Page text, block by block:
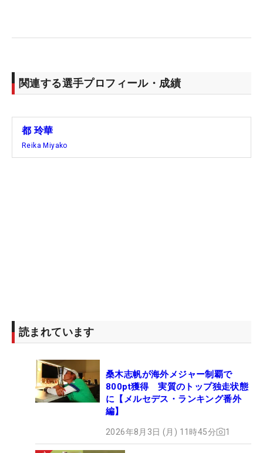
その言葉を真摯に受け止め、「練習法が悪かった」
を置く。アドレスの向きやボール位置など、基本を
徹底的に叩き込んでいる。
取り組んできたパター改革には手応えもあり、「良
くなってきている」と前向きな兆しを口にした。シ
ーズンはまだ始まったばかり。ツアー初優勝をつか
んだとき、残りの70点も自ずと埋まっていくはず
だ。（文・齊藤啓介）
関連する選手プロフィール・成績
都 玲華
Reika Miyako
読まれています
桑木志帆が海外メジャー制覇で
800pt獲得 実質のトップ独走状態
に【メルセデス・ランキング番外
編】
2026年8月3日 (月) 11時45分 1